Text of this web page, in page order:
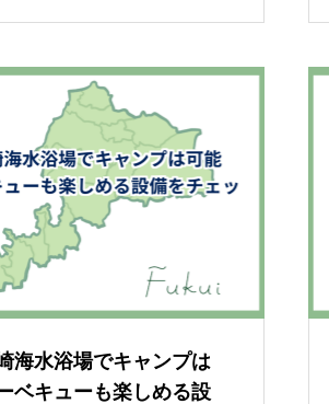
海水浴場でキャンプは
ベキューも楽しめる設